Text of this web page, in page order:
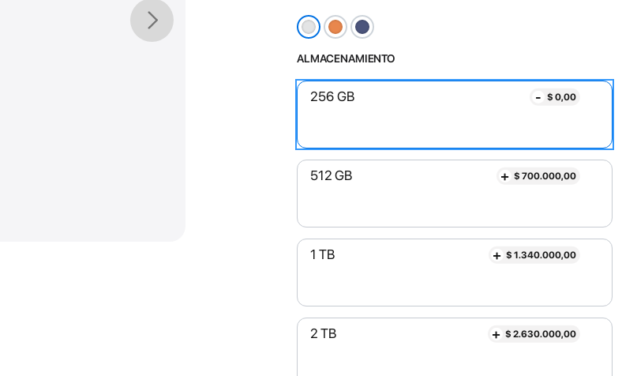
ALMACENAMIENTO
256 GB - $ 0,00
512 GB + $ 700.000,00
1 TB + $ 1.340.000,00
2 TB + $ 2.630.000,00